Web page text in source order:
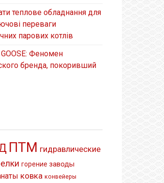
теплове обладнання для
переваги
парових котлів
GOOSE: Феномен
бренда, покоривший
ПТМ гидравлические
горение заводы
ковка конвейеры